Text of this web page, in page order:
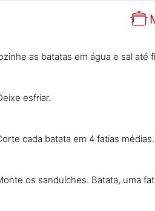
as batatas em água e sal até
esfriar.
cada batata em 4 fatias médias.
os sanduíches. Batata, uma